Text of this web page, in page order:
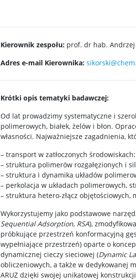
Kierownik zespołu: prof. dr hab. Andrzej
Adres e-mail Kierownika:
Krótki opis tematyki badawczej:
Od lat prowadzimy systematyczne i
polimerowych, białek, żelów i błon.
własności. Najważniejsze zagadnienia,
– transport w zatłoczonych
– struktura polimerów rozgałęzionych i
– struktura i dynamika układów
– perkolacja w układach polimerowych,
– struktura hetero-złącz
Wykorzystujemy jako podstawowe
Sequential Adsorption, RSA),
próbkujące przestrzeń konformacyjną
wypełniające przestrzeń) oparte o
dynamicznej cieczy sieciowej (Dynamic
obliczeniowych, a także w dedykowanej
ARUZ dzięki swojej unikatowej